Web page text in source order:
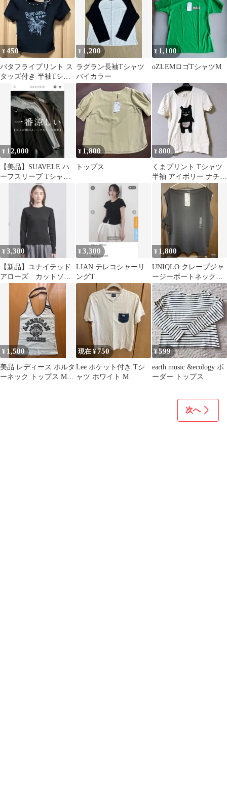
¥450
バタフライプリント ス
タッズ付き 半袖Tシャ
ツ M 黒
¥ 1,200
ラグラン長袖Tシャツ
バイカラー
¥ 1,100
oZLEMロゴTシャツM
¥ 12,000
【美品】SUAVELE ハ
ーフスリーブ Tシャツ
¥ 1,800
トップス
¥800
くまプリント Tシャツ
半袖 アイボリー ナチュ
¥3,300
【新品】ユナイテッド
アローズ カットソ
ー コットン 黒
¥3,300
LIAN テレコシャーリ
ングT
¥ 1,800
UNIQLO クレープジャ
ージーボートネックT
ノースリーブ 3XL
¥ 1,500
美品 レディース ホルタ
ーネック トップス M
現在 ¥750
Lee ポケット付き Tシ
ャツ ホワイト M
¥599
earth music &ecology ボ
ーダー トップス
次へ